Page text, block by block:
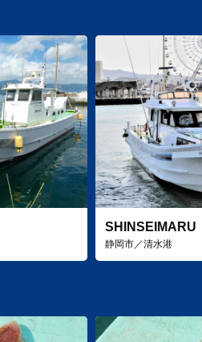
SHINSEIMARU
静岡市／清水港